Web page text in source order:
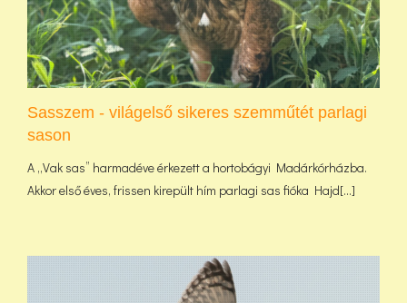
Sasszem - világelső sikeres szemműtét parlagi
sason
A „Vak sas” harmadéve érkezett a hortobágyi Madárkórházba.
Akkor első éves, frissen kirepült hím parlagi sas fióka Hajd[...]